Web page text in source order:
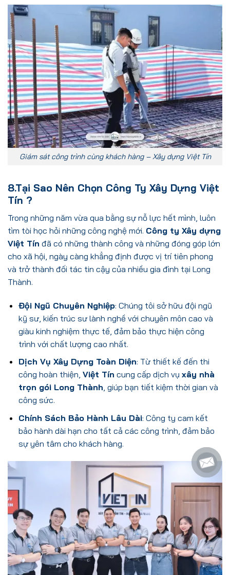
Giám sát công trình cùng khách hàng – Xây dựng Việt Tín
8.Tại Sao Nên Chọn Công Ty Xây Dựng Việt
Tín ?
Trong những năm vừa qua bằng sự nỗ lực hết mình, luôn
tìm tòi học hỏi những công nghệ mới. Công ty Xây dựng
Việt Tín đã có những thành công và những đóng góp lớn
cho xã hội, ngày càng khẳng định được vị trí tiên phong
và trở thành đối tác tin cậy của nhiều gia đình tại Long
Thành.
Đội Ngũ Chuyên Nghiệp: Chúng tôi sở hữu đội ngũ
kỹ sư, kiến trúc sư lành nghề với chuyên môn cao và
giàu kinh nghiệm thực tế, đảm bảo thực hiện công
trình với chất lượng cao nhất.
Dịch Vụ Xây Dựng Toàn Diện: Từ thiết kế đến thi
công hoàn thiện, Việt Tín cung cấp dịch vụ xây nhà
trọn gói Long Thành, giúp bạn tiết kiệm thời gian và
công sức.
Chính Sách Bảo Hành Lâu Dài: Công ty cam kết
bảo hành dài hạn cho tất cả các công trình, đảm bảo
sự yên tâm cho khách hàng.